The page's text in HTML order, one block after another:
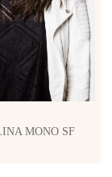
MONO SF